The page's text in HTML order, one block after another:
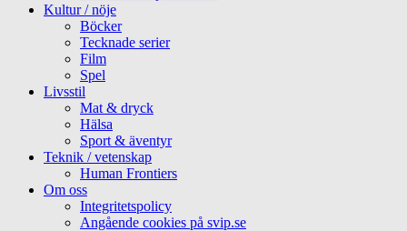
Kultur / nöje
Böcker
Tecknade serier
Film
Spel
Livsstil
Mat & dryck
Hälsa
Sport & äventyr
Teknik / vetenskap
Human Frontiers
Om oss
Integritetspolicy
Angående cookies på svip.se